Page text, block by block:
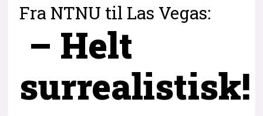
Fra NTNU til Las Vegas:
– Helt
surrealistisk!